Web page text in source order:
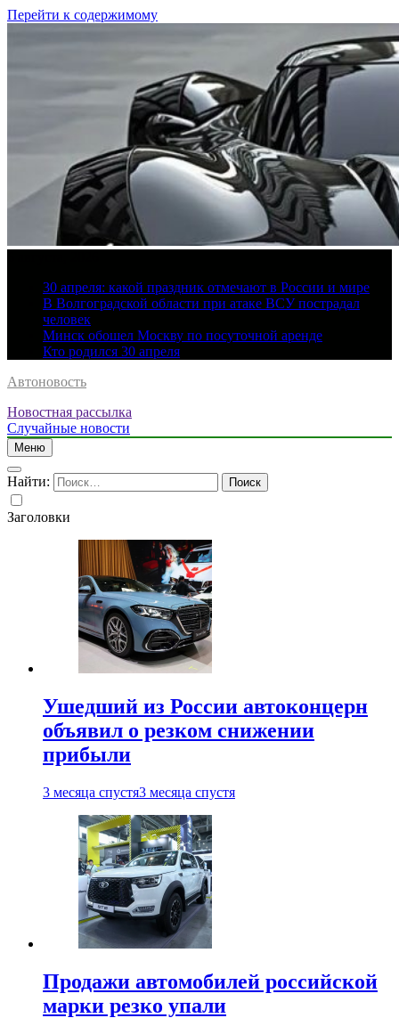
Перейти к содержимому
30 апреля: какой праздник отмечают в России и мире
В Волгоградской области при атаке ВСУ пострадал
человек
Минск обошел Москву по посуточной аренде
Кто родился 30 апреля
Автоновость
Новостная рассылка
Случайные новости
Меню
Найти:
Заголовки
Ушедший из России автоконцерн
объявил о резком снижении
прибыли
3 месяца спустя3 месяца спустя
Продажи автомобилей российской
марки резко упали